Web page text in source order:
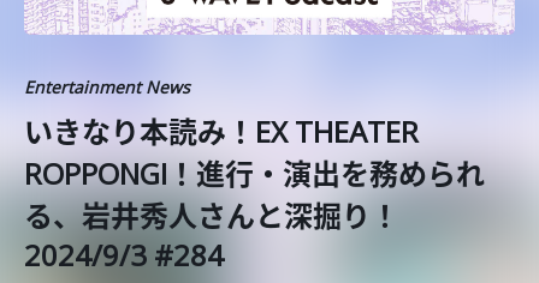
Entertainment News
いきなり本読み！EX THEATER
ROPPONGI！進行・演出を務められ
る、岩井秀人さんと深掘り！
2024/9/3 #284